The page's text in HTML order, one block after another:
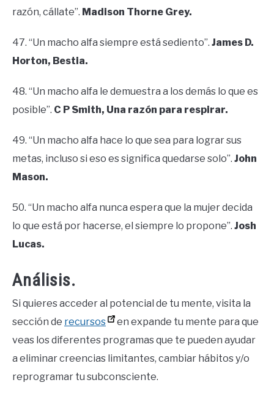
razón, cállate”. Madison Thorne Grey.
47. “Un macho alfa siempre está sediento”. James D.
Horton, Bestia.
48. “Un macho alfa le demuestra a los demás lo que es
posible”. C P Smith, Una razón para respirar.
49. “Un macho alfa hace lo que sea para lograr sus
metas, incluso si eso es significa quedarse solo”. John
Mason.
50. “Un macho alfa nunca espera que la mujer decida
lo que está por hacerse, el siempre lo propone”. Josh
Lucas.
Análisis.
Si quieres acceder al potencial de tu mente, visita la
sección de recursos
en expande tu mente para que
veas los diferentes programas que te pueden ayudar
a eliminar creencias limitantes, cambiar hábitos y/o
reprogramar tu subconsciente.